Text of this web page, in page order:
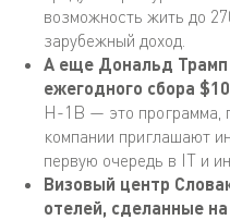
возможность жить до
зарубежный доход.
А еще Дональд Трамп
ежегодного сбора
H-1B — это программа,
компании приглашают
первую очередь в IT и
Визовый центр
отелей, сделанные на